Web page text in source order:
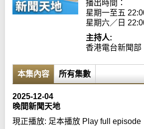
播出時間：
星期一至五
星期六／日
主持人:
香港電台新聞部
本集內容 所有集數
2025-12-04
晚間新聞天地
現正播放: 足本播放 Play full episode